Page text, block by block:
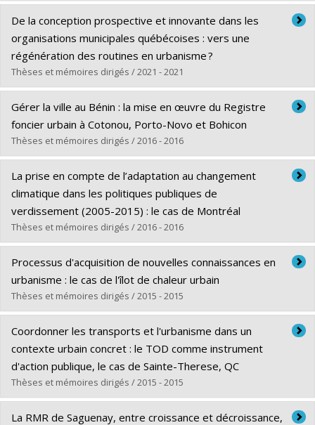
2010
Créateur du Prix de Thèse sur la Ville
APERAU/CERTU/PUCA
Diplômé(e) :Gaillet, Julie
Cycle :Maîtrise
Diplôme obtenu :M. Urb.
Lien vers le document dans Papyrus
De la conception prospective et innovante dans les
organisations municipales québécoises : vers une
régénération des routines en urbanisme ?
Thèses et mémoires dirigés / 2021 - 2021
Diplômé(e) : Lavoie, Nicolas
Cycle : Doctorat
Diplôme obtenu :Ph. D.
Lien vers le document dans Papyrus
Gérer la ville au Bénin : la mise en œuvre du Registre
foncier urbain à Cotonou, Porto-Novo et Bohicon
Thèses et mémoires dirigés / 2016 - 2016
Diplômé(e) :Simonneau, Claire
Cycle :Doctorat
Diplôme obtenu :Ph. D.
Lien vers le document dans Papyrus
La prise en compte de l’adaptation au changement
climatique dans les politiques publiques de
verdissement (2005-2015) : le cas de Montréal
Thèses et mémoires dirigés / 2016 - 2016
Diplômé(e) :Vachon, Jérémie
Cycle :Maîtrise
Diplôme obtenu :M. Urb.
Lien vers le document dans Papyrus
Processus d'acquisition de nouvelles connaissances en
urbanisme : le cas de l'îlot de chaleur urbain
Thèses et mémoires dirigés / 2015 - 2015
Diplômé(e) :Perreault, Simon
Cycle :Maîtrise
Diplôme obtenu :M. Urb.
Lien vers le document dans Papyrus
Coordonner les transports et l'urbanisme dans un
contexte urbain concret : le TOD comme instrument
d'action publique, le cas de Sainte-Therese, QC
Thèses et mémoires dirigés / 2015 - 2015
Diplômé(e) :Dushina, Anna
La RMR de Saguenay, entre croissance et décroissance,